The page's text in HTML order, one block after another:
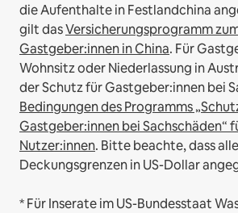
die Aufenthalte in Festlandchina
gilt dasVersicherungsprogramm
Gastgeber:innen in China. Für
Wohnsitz oder Niederlassung in
der Schutz für Gastgeber:innen bei
Bedingungen des Programms
Gastgeber:innen bei Sachschäden“
Nutzer:innen. Bitte beachte, dass alle
Deckungsgrenzen in US-Dollar
* Für Inserate im US-Bundesstaat